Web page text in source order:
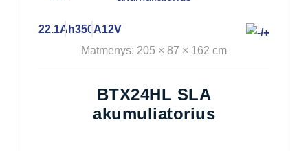
22.1Ah350A12V
Matmenys: 205 × 87 × 162 cm
BTX24HL SLA
akumuliatorius